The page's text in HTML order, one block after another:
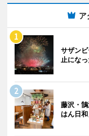
ア
サザン
止にな
藤沢・
はん日